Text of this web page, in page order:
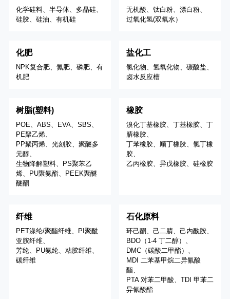
化学硅料、半导体、多晶硅、
硅胶、硅油、有机硅
无机酸、钛白粉、漂白粉、
过氧化氢(双氧水）
化肥
NPK复合肥、氮肥、磷肥、有
机肥
盐化工
氯化物、氢氧化物、碳酸盐、
卤水反应槽
树脂(塑料)
POE、ABS、EVA、SBS、
PE聚乙烯、
PP聚丙烯、光刻胶、聚醚多
元醇、
生物降解塑料、PS聚苯乙
烯、PU聚氨酯、PEEK聚醚
醚酮
橡胶
溴化丁基橡胶、丁基橡胶、丁
腈橡胶、
丁苯橡胶、顺丁橡胶、氯丁橡
胶、
乙丙橡胶、异戊橡胶、硅橡胶
纤维
PET涤纶/聚酯纤维、PI聚酰
亚胺纤维、
芳纶、PU氨纶、粘胶纤维、
碳纤维
石化原料
环己酮、己二腈、己内酰胺、
BDO（1-4 丁二醇）、
DMC（碳酸二甲酯）、
MDI 二苯基甲烷二异氰酸
酯、
PTA 对苯二甲酸、TDI 甲苯二
异氰酸酯